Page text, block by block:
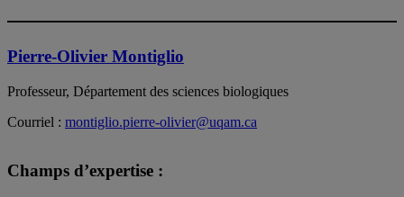
Pierre-Olivier Montiglio
Professeur, Département des sciences biologiques
Courriel : montiglio.pierre-olivier@uqam.ca
Champs d’expertise :